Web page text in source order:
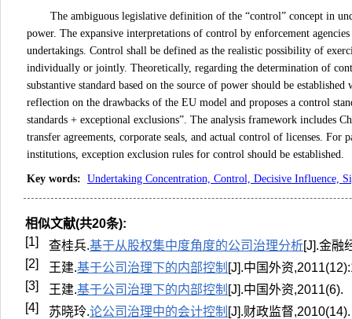
The ambiguous legislative definition of the “control” concept in
power. The expansive interpretations of control by enforcement
undertakings. Control shall be defined as the realistic possibility of
individually or jointly. Theoretically, regarding the determination of
substantive standard based on the source of power should be
reflection on the drawbacks of the EU model and proposes a control
standards + exceptional exclusions”. The analysis framework includes
transfer agreements, corporate seals, and actual control of licenses.
institutions, exception exclusion rules for control should be established.
Key words: Undertaking Concentration, Control, Decisive Influence,
相似文献(共20条):
[1]
查桂兵.基于从股权集中度角度的公司治理分析[J].金融
[2]
王建.基于公司治理下的内部控制 [J].中国外资
[3]
王建.基于公司治理下的内部控制 [J].中国外资,2011(6).
[4]
苏晓玲.论公司治理中的会计控制 [J].财政监督,2010(14).